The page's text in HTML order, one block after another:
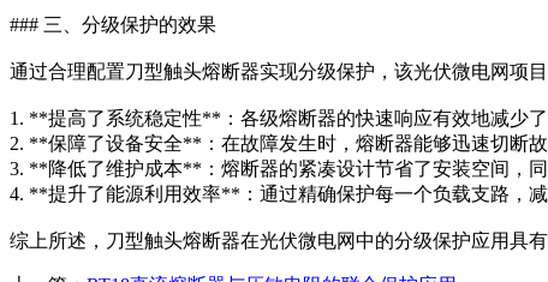
### 三、分级保护的效果
通过合理配置刀型触头熔断器实现分级保护，该光伏微电网项
1. **提高了系统稳定性**：各级熔断器的快速响应有效地减少
2. **保障了设备安全**：在故障发生时，熔断器能够迅速切断
3. **降低了维护成本**：熔断器的紧凑设计节省了安装空间，
4. **提升了能源利用效率**：通过精确保护每一个负载支路，
综上所述，刀型触头熔断器在光伏微电网中的分级保护应用具